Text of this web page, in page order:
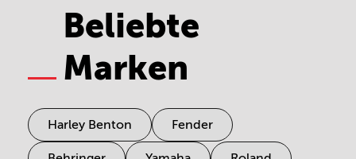
Beliebte
Marken
Harley Benton Fender